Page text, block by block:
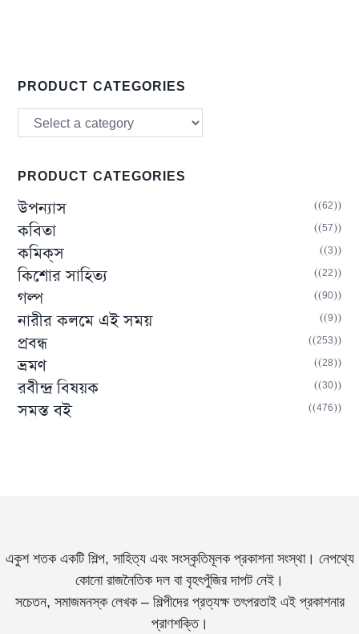
PRODUCT CATEGORIES
PRODUCT CATEGORIES
উপন্যাস (62)
কবিতা (57)
কমিক্‌স (3)
কিশোর সাহিত্য (22)
গল্প (90)
নারীর কলমে এই সময় (9)
প্রবন্ধ (253)
ভ্রমণ (28)
রবীন্দ্র বিষয়ক (30)
সমস্ত বই (476)
একুশ শতক একটি শিল্প, সাহিত্য এবং সংস্কৃতিমূলক প্রকাশনা সংস্থা। নেপথ্যে
কোনো রাজনৈতিক দল বা বৃহৎপুঁজির দাপট নেই।
সচেতন, সমাজমনস্ক লেখক – শিল্পীদের প্রত্যক্ষ তৎপরতাই এই প্রকাশনার
প্রাণশক্তি।